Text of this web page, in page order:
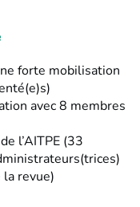
forte mobilisation
avec 8 membres
l’AITPE (33
revue)